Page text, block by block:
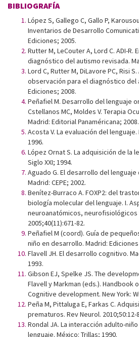
BIBLIOGRAFÍA
López S, Gallego C, Gallo P,
Inventarios de Desarrollo
Ediciones; 2005.
Rutter M, LeCouter A, Lord C. ADI-R.
diagnóstico del autismo revisada.
Lord C, Rutter M, DiLavore PC, Risi S.
observación para el diagnóstico del
Ediciones; 2008.
Peñafiel M. Desarrollo del lenguaje
Cstellanos MC, Moldes V. Terapia
Madrid: Editorial Panaméricana;
Acosta V. La evaluación del
1996.
López Ornat S. La adquisición de la
Siglo XXI; 1994.
Aguado G. El desarrollo del
Madrid: CEPE; 2002.
Benítez-Burraco A. FOXP2: del
biología molecular del lenguaje. I.
neuroanatómicos, neurofisiológicos
2005;40(11):671-82.
Peñafiel M (coord). Guía de
niño en desarrollo. Madrid:
Flavell JH. El desarrollo cognitivo.
1993.
Gibson EJ, Spelke JS. The
Flavell y Markman (eds.). Handbook
Cognitive development. New York:
Peña M, Pittaluga E, Farkas C.
prematuros. Rev Neurol. 2010;50:12-
Rondal JA. La interacción adulto-
lenguaje. México: Trillas; 1990.